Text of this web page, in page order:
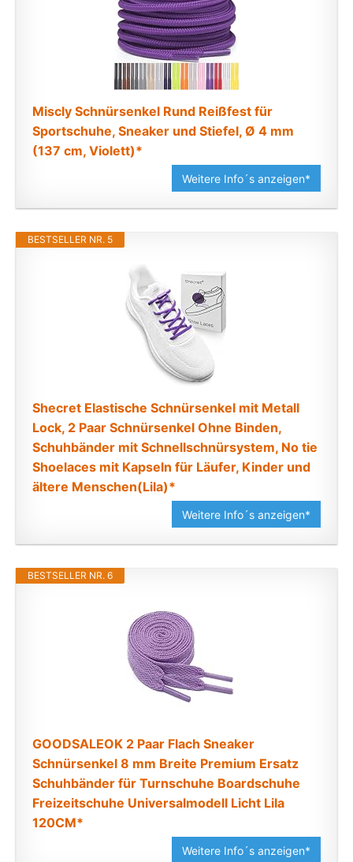
Miscly Schnürsenkel Rund Reißfest für
Sportschuhe, Sneaker und Stiefel, Ø 4 mm
(137 cm, Violett)*
Weitere Info´s anzeigen*
BESTSELLER NR. 5
Shecret Elastische Schnürsenkel mit Metall
Lock, 2 Paar Schnürsenkel Ohne Binden,
Schuhbänder mit Schnellschnürsystem, No tie
Shoelaces mit Kapseln für Läufer, Kinder und
ältere Menschen(Lila)*
Weitere Info´s anzeigen*
BESTSELLER NR. 6
GOODSALEOK 2 Paar Flach Sneaker
Schnürsenkel 8 mm Breite Premium Ersatz
Schuhbänder für Turnschuhe Boardschuhe
Freizeitschuhe Universalmodell Licht Lila
120CM*
Weitere Info´s anzeigen*